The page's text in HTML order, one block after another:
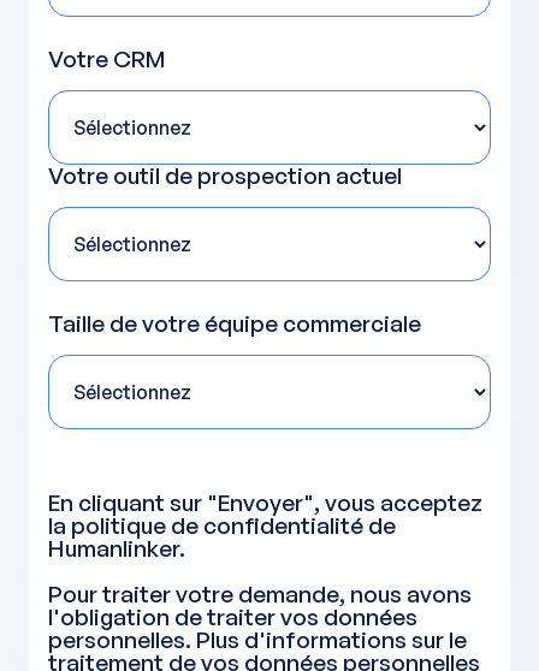
Votre CRM
Votre outil de prospection actuel
Taille de votre équipe commerciale
En cliquant sur "Envoyer", vous acceptez
la politique de confidentialité de
Humanlinker.
Pour traiter votre demande, nous avons
l'obligation de traiter vos données
personnelles. Plus d'informations sur le
traitement de vos données personnelles